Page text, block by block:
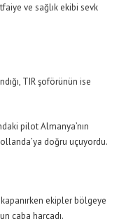
ve sağlık ekibi sevk
TIR şoförünün ise
pilot Almanya’nın
doğru uçuyordu.
ekipler bölgeye
çaba harcadı.